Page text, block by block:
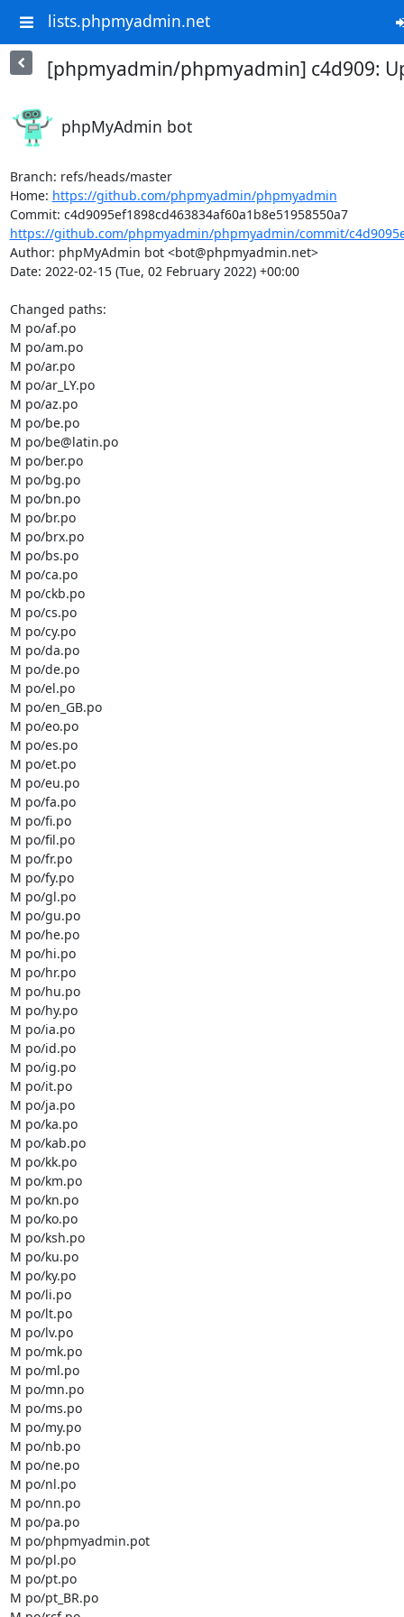
lists.phpmyadmin.net
[phpmyadmin/phpmyadmin] c4d909:
phpMyAdmin bot
Branch: refs/heads/master
Home: https://github.com/phpmyadmin/phpmyadmin
Commit: c4d9095ef1898cd463834af60a1b8e51958550a7
https://github.com/phpmyadmin/phpmyadmin/commit/
Author: phpMyAdmin bot <bot@phpmyadmin.net>
Date: 2022-02-15 (Tue, 02 February 2022) +00:00
Changed paths:
M po/af.po
M po/am.po
M po/ar.po
M po/ar_LY.po
M po/az.po
M po/be.po
M po/be@latin.po
M po/ber.po
M po/bg.po
M po/bn.po
M po/br.po
M po/brx.po
M po/bs.po
M po/ca.po
M po/ckb.po
M po/cs.po
M po/cy.po
M po/da.po
M po/de.po
M po/el.po
M po/en_GB.po
M po/eo.po
M po/es.po
M po/et.po
M po/eu.po
M po/fa.po
M po/fi.po
M po/fil.po
M po/fr.po
M po/fy.po
M po/gl.po
M po/gu.po
M po/he.po
M po/hi.po
M po/hr.po
M po/hu.po
M po/hy.po
M po/ia.po
M po/id.po
M po/ig.po
M po/it.po
M po/ja.po
M po/ka.po
M po/kab.po
M po/kk.po
M po/km.po
M po/kn.po
M po/ko.po
M po/ksh.po
M po/ku.po
M po/ky.po
M po/li.po
M po/lt.po
M po/lv.po
M po/mk.po
M po/ml.po
M po/mn.po
M po/ms.po
M po/my.po
M po/nb.po
M po/ne.po
M po/nl.po
M po/nn.po
M po/pa.po
M po/phpmyadmin.pot
M po/pl.po
M po/pt.po
M po/pt_BR.po